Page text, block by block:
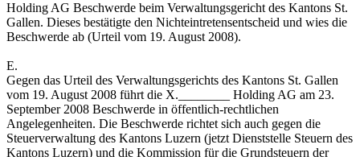
Holding AG Beschwerde beim Verwaltungsgericht des Kantons St.
Gallen. Dieses bestätigte den Nichteintretensentscheid und wies die
Beschwerde ab (Urteil vom 19. August 2008).
E.
Gegen das Urteil des Verwaltungsgerichts des Kantons St. Gallen
vom 19. August 2008 führt die X.________ Holding AG am 23.
September 2008 Beschwerde in öffentlich-rechtlichen
Angelegenheiten. Die Beschwerde richtet sich auch gegen die
Steuerverwaltung des Kantons Luzern (jetzt Dienststelle Steuern des
Kantons Luzern) und die Kommission für die Grundsteuern der